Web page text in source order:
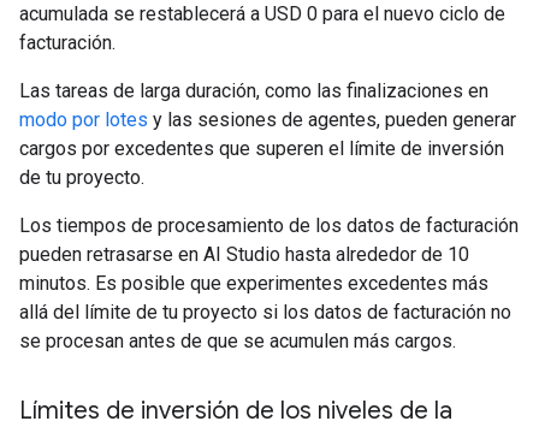
acumulada se restablecerá a USD 0 para el nuevo ciclo de
facturación.
Las tareas de larga duración, como las finalizaciones en
modo por lotes y las sesiones de agentes, pueden generar
cargos por excedentes que superen el límite de inversión
de tu proyecto.
Los tiempos de procesamiento de los datos de facturación
pueden retrasarse en AI Studio hasta alrededor de 10
minutos. Es posible que experimentes excedentes más
allá del límite de tu proyecto si los datos de facturación no
se procesan antes de que se acumulen más cargos.
Límites de inversión de los niveles de la